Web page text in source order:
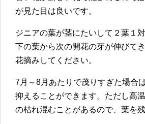
が見た目は良いです。
ジニアの葉が茎にたいして２葉１
下の葉から次の開花の芽が伸びて
花摘みしてください。
7月～8月あたりで茂りすぎた場合
抑えることができます。ただし高
の枯れ混むことがあるので、葉を